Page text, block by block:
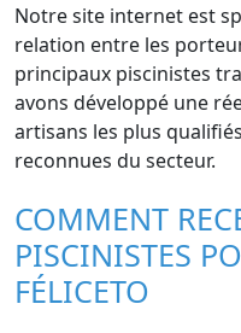
Notre site internet est
relation entre les
principaux piscinistes
avons développé une
artisans les plus
reconnues du secteur.
COMMENT
PISCINISTES
FÉLICETO